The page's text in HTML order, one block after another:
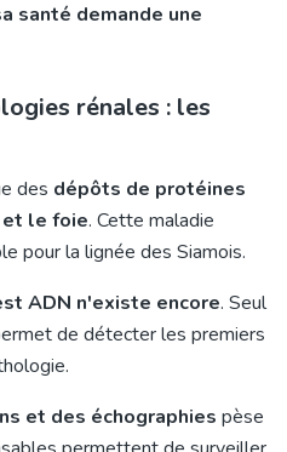
santé demande une
rénales : les
des dépôts de protéines
le foie. Cette maladie
pour la lignée des Siamois.
ADN n'existe encore. Seul
de détecter les premiers
et des échographies pèse